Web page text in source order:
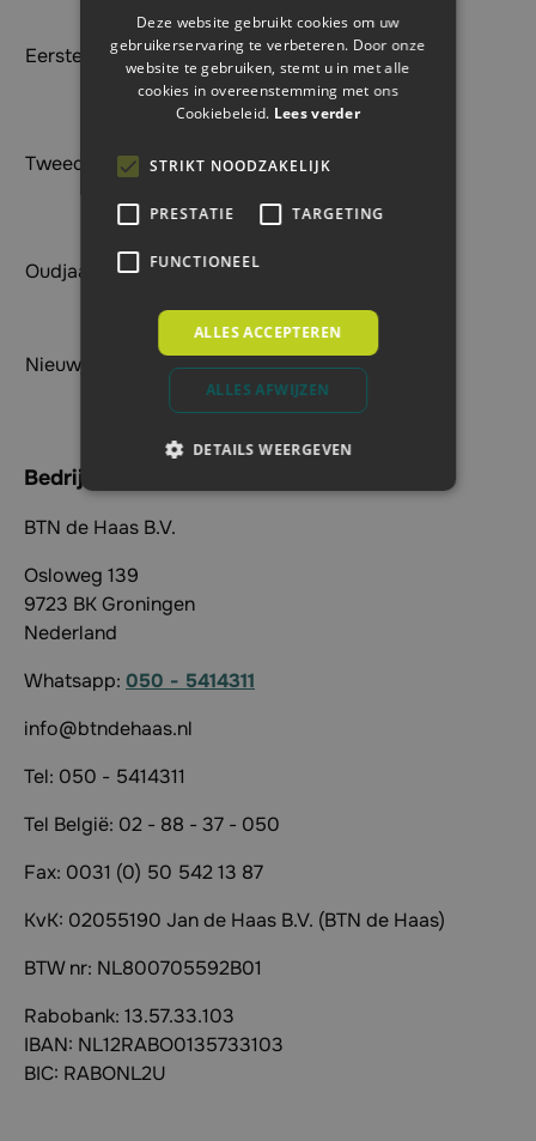
Eerste kerstdag
25
december
2026
Gesloten
Tweede kerstdag decemberGesloten
Oudjaarsdag
december
Nieuwjaarsdag
1 januari
2027
Gesloten
Bedrijfsgegevens:
BTN de Haas B.V.
Osloweg 139
9723 BK Groningen
Nederland
Whatsapp: 050 - 5414311
info@btndehaas.nl
Tel: 050 - 5414311
Tel België: 02 - 88 - 37 - 050
Fax: 0031 (0) 50 542 13 87
KvK: 02055190 Jan de Haas B.V. (BTN de Haas)
BTW nr: NL800705592B01
Rabobank: 13.57.33.103
IBAN: NL12RABO0135733103
BIC: RABONL2U
Deze website gebruikt cookies om uw
gebruikerservaring te verbeteren. Door onze
website te gebruiken, stemt u in met alle
cookies in overeenstemming met ons
Cookiebeleid. Lees verder
STRIKT NOODZAKELIJK
PRESTATIE TARGETING
FUNCTIONEEL
ALLES ACCEPTEREN
ALLES AFWIJZEN
DETAILS WEERGEVEN